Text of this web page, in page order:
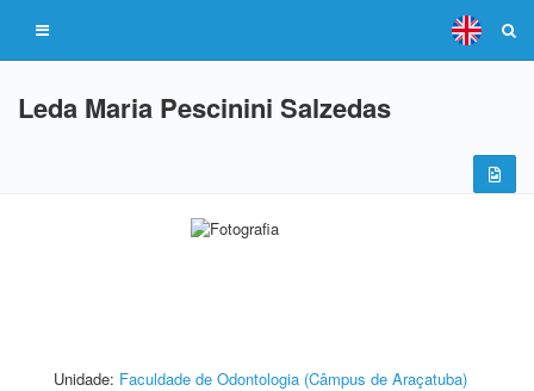
Leda Maria Pescinini Salzedas
Unidade: Faculdade de Odontologia (Câmpus de Araçatuba)